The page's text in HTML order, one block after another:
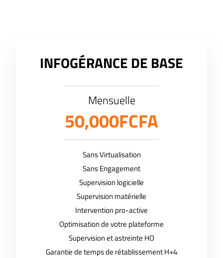
INFOGÉRANCE DE BASE
Mensuelle
50,000FCFA
Sans Virtualisation
Sans Engagement
Supervision logicielle
Supervision matérielle
Intervention pro-active
Optimisation de votre plateforme
Supervision et astreinte HO
Garantie de temps de rétablissement H+4